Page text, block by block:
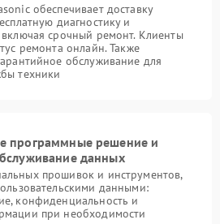
обеспечивает доставку
диагностику и
срочный ремонт. Клиенты
ремонта онлайн. Также
обслуживание для
техники
программные решение и
данных
прошивок и инструментов,
данными:
конфиденциальность и
при необходимости